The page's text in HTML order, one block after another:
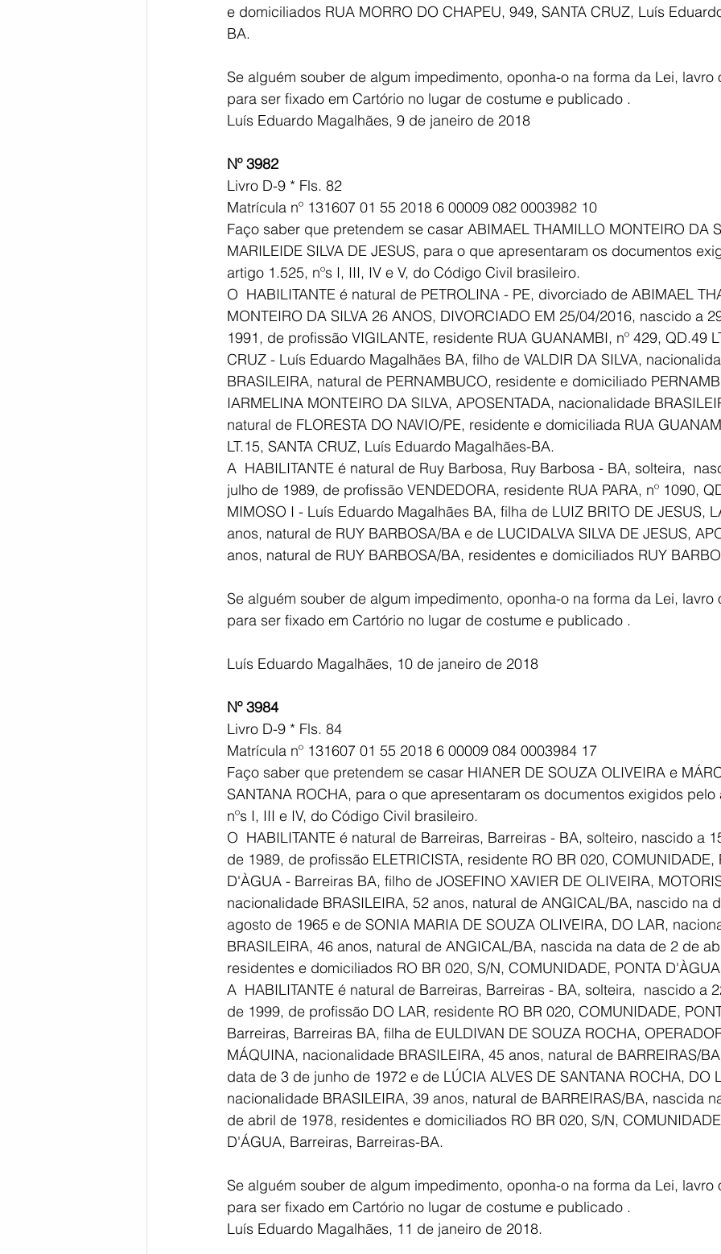
e domiciliados RUA MORRO DO CHAPEU, 949, SANTA CRUZ, Luís
BA.
Se alguém souber de algum impedimento, oponha-o na forma da Lei,
para ser fixado em Cartório no lugar de costume e publicado .
Luís Eduardo Magalhães, 9 de janeiro de 2018
Nº 3982
Livro D-9 * Fls. 82
Matrícula nº 131607 01 55 2018 6 00009 082 0003982 10
Faço saber que pretendem se casar ABIMAEL THAMILLO MONTEIRO DA
MARILEIDE SILVA DE JESUS, para o que apresentaram os documentos
artigo 1.525, nºs I, III, IV e V, do Código Civil brasileiro.
O  HABILITANTE é natural de PETROLINA - PE, divorciado de ABIMAEL
MONTEIRO DA SILVA 26 ANOS, DIVORCIADO EM 25/04/2016, nascido a
1991, de profissão VIGILANTE, residente RUA GUANAMBI, nº 429, QD.49
CRUZ - Luís Eduardo Magalhães BA, filho de VALDIR DA SILVA,
BRASILEIRA, natural de PERNAMBUCO, residente e domiciliado
IARMELINA MONTEIRO DA SILVA, APOSENTADA, nacionalidade
natural de FLORESTA DO NAVIO/PE, residente e domiciliada RUA
LT.15, SANTA CRUZ, Luís Eduardo Magalhães-BA.
A  HABILITANTE é natural de Ruy Barbosa, Ruy Barbosa - BA, solteira,
julho de 1989, de profissão VENDEDORA, residente RUA PARA, nº 1090,
MIMOSO I - Luís Eduardo Magalhães BA, filha de LUIZ BRITO DE JESUS,
anos, natural de RUY BARBOSA/BA e de LUCIDALVA SILVA DE JESUS,
anos, natural de RUY BARBOSA/BA, residentes e domiciliados RUY
Se alguém souber de algum impedimento, oponha-o na forma da Lei,
para ser fixado em Cartório no lugar de costume e publicado .
Luís Eduardo Magalhães, 10 de janeiro de 2018
Nº 3984
Livro D-9 * Fls. 84
Matrícula nº 131607 01 55 2018 6 00009 084 0003984 17
Faço saber que pretendem se casar HIANER DE SOUZA OLIVEIRA e
SANTANA ROCHA, para o que apresentaram os documentos exigidos
nºs I, III e IV, do Código Civil brasileiro.
O  HABILITANTE é natural de Barreiras, Barreiras - BA, solteiro, nascido a
de 1989, de profissão ELETRICISTA, residente RO BR 020, COMUNIDADE,
D'ÀGUA - Barreiras BA, filho de JOSEFINO XAVIER DE OLIVEIRA,
nacionalidade BRASILEIRA, 52 anos, natural de ANGICAL/BA, nascido na
agosto de 1965 e de SONIA MARIA DE SOUZA OLIVEIRA, DO LAR,
BRASILEIRA, 46 anos, natural de ANGICAL/BA, nascida na data de 2 de
residentes e domiciliados RO BR 020, S/N, COMUNIDADE, PONTA
A  HABILITANTE é natural de Barreiras, Barreiras - BA, solteira,  nascido a
de 1999, de profissão DO LAR, residente RO BR 020, COMUNIDADE,
Barreiras, Barreiras BA, filha de EULDIVAN DE SOUZA ROCHA,
MÁQUINA, nacionalidade BRASILEIRA, 45 anos, natural de BARREIRAS/
data de 3 de junho de 1972 e de LÚCIA ALVES DE SANTANA ROCHA, DO
nacionalidade BRASILEIRA, 39 anos, natural de BARREIRAS/BA, nascida
de abril de 1978, residentes e domiciliados RO BR 020, S/N,
D'ÁGUA, Barreiras, Barreiras-BA.
Se alguém souber de algum impedimento, oponha-o na forma da Lei,
para ser fixado em Cartório no lugar de costume e publicado .
Luís Eduardo Magalhães, 11 de janeiro de 2018.